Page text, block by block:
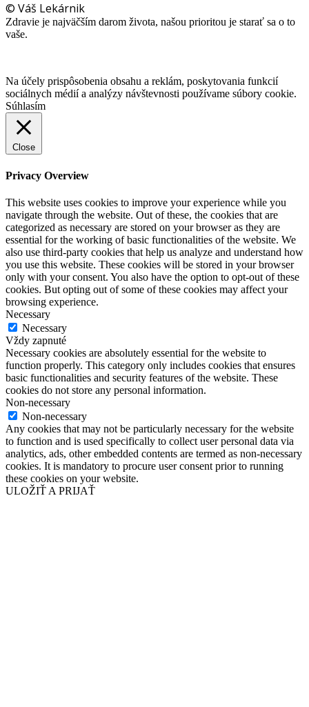
© Váš Lekárnik
Zdravie je najväčším darom života, našou prioritou je starať sa o to
vaše.
Na účely prispôsobenia obsahu a reklám, poskytovania funkcií
sociálnych médií a analýzy návštevnosti používame súbory cookie.
Súhlasím
Close
Privacy Overview
This website uses cookies to improve your experience while you
navigate through the website. Out of these, the cookies that are
categorized as necessary are stored on your browser as they are
essential for the working of basic functionalities of the website. We
also use third-party cookies that help us analyze and understand how
you use this website. These cookies will be stored in your browser
only with your consent. You also have the option to opt-out of these
cookies. But opting out of some of these cookies may affect your
browsing experience.
Necessary
Necessary
Vždy zapnuté
Necessary cookies are absolutely essential for the website to
function properly. This category only includes cookies that ensures
basic functionalities and security features of the website. These
cookies do not store any personal information.
Non-necessary
Non-necessary
Any cookies that may not be particularly necessary for the website
to function and is used specifically to collect user personal data via
analytics, ads, other embedded contents are termed as non-necessary
cookies. It is mandatory to procure user consent prior to running
these cookies on your website.
ULOŽIŤ A PRIJAŤ